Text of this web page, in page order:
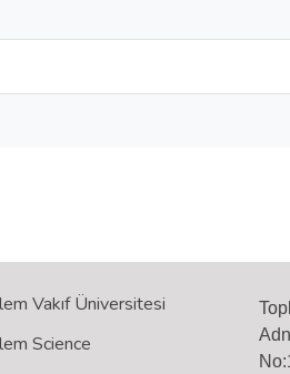
Vakıf Üniversitesi
Science